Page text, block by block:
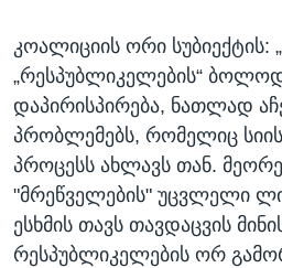
კოალიციის ორი სუბიექტის:
„რესპუბლიკელების“
დაპირისპირება, ნათლად
პრობლემებს, რომელიც
პროცესს ახლავს თან.
"მრეწველების" უცვლელი
ესხმის თავს თავდაცვის
რესპუბლიკელების ორ